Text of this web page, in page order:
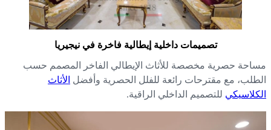
تصميمات داخلية إيطالية فاخرة في نيجيريا
حصرية مخصصة للأثاث الإيطالي الفاخر المصمم حسب
مع مقترحات رائعة للفلل الحصرية وأفضلالأثاث
للتصميم الداخلي الراقية.